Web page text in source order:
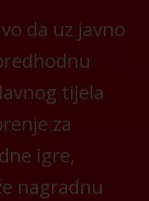
da uz javno
tijela
za
igre,
nagradnu